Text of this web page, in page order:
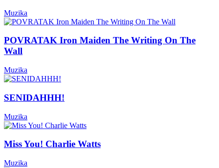
Muzika
POVRATAK Iron Maiden The Writing On The
Wall
Muzika
SENIDAHHH!
Muzika
Miss You! Charlie Watts
Muzika